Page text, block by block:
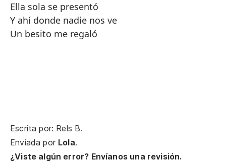
Ella sola se presentó
Y ahí donde nadie nos ve
Un besito me regaló
Escrita por: Rels B.
Enviada por Lola.
¿Viste algún error? Envíanos una revisión.